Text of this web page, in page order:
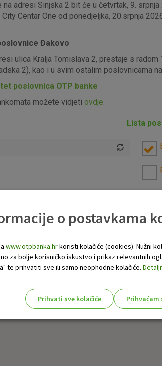
adresi Sinjska 2 bit će u četvrtak, 9.
Centar One od ponedjeljka, 20.srpnja
Đakovo
ulica Kralja Tomislava 2, prestaje s
2), kao i u svim ostalim poslovnicama
poslovnica OTP banke
možete vidjeti ovdje.
Lista
o postavkama
www.otpbanka.hrkoristi kolačiće (cookies). Nužni
za bolje korisničko iskustvo i prikaz relevantnih
te prihvatiti sve ili samo neophodne kolačiće.
Prihvati sve kolačiće Prihvaćam